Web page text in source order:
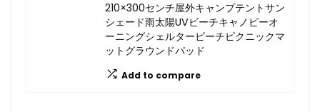
210×300センチ屋外キャンプテントサン
シェード雨太陽UVビーチキャノピーオ
ーニングシェルタービーチピクニックマ
ットグラウンドパッド
Add to compare